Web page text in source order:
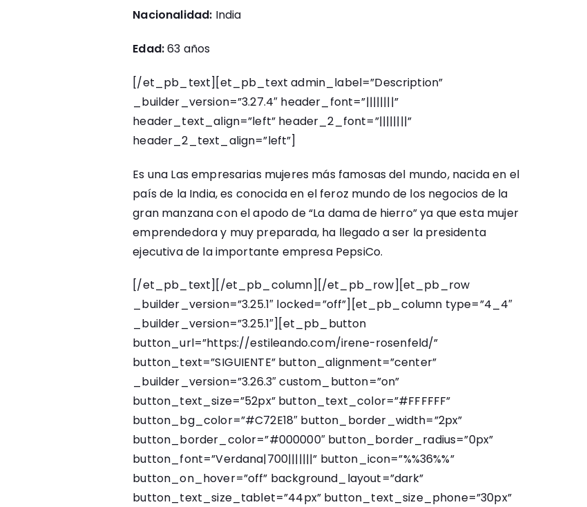
Nacionalidad: India
Edad:63 años
[/et_pb_text][et_pb_text admin_label=”Description”
_builder_version=”3.27.4″ header_font=”||||||||”
header_text_align=”left” header_2_font=”||||||||”
header_2_text_align=”left”]
Es una Las empresarias mujeres más famosas del mundo, nacida en el
país de la India, es conocida en el feroz mundo de los negocios de la
gran manzana con el apodo de “La dama de hierro” ya que esta mujer
emprendedora y muy preparada, ha llegado a ser la presidenta
ejecutiva de la importante empresa PepsiCo.
[/et_pb_text][/et_pb_column][/et_pb_row][et_pb_row
_builder_version=”3.25.1″ locked=”off”][et_pb_column type=”4_4″
_builder_version=”3.25.1″][et_pb_button
button_url=”https://estileando.com/irene-rosenfeld/”
button_text=”SIGUIENTE” button_alignment=”center”
_builder_version=”3.26.3″ custom_button=”on”
button_text_size=”52px” button_text_color=”#FFFFFF”
button_bg_color=”#C72E18″ button_border_width=”2px”
button_border_color=”#000000″ button_border_radius=”0px”
button_font=”Verdana|700|||||||” button_icon=”%%36%%”
button_on_hover=”off” background_layout=”dark”
button_text_size_tablet=”44px” button_text_size_phone=”30px”